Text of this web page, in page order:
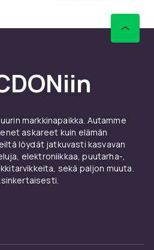
markkinapaikka. Autamme
askareet kuin elämän
löydät jatkuvasti kasvavan
elektroniikkaa, puutarha-,
sekä paljon muuta.